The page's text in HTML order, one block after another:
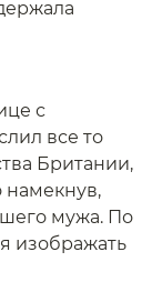
с
все то
Британии,
намекнув,
мужа. По
изображать